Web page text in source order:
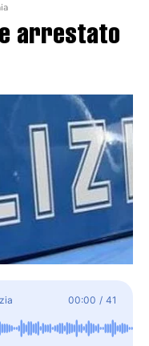
arrestato
00:00 / 41